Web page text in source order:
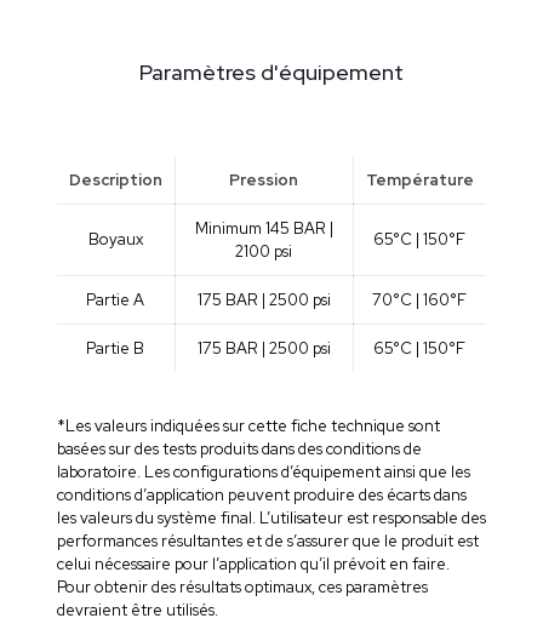
Paramètres d'équipement
Description Pression Température
Boyaux
Minimum 145 BAR |
2100 psi
65°C | 150°F
Partie A 175 BAR | 2500 psi 70°C | 160°F
Partie B 175 BAR | 2500 psi 65°C | 150°F
*Les valeurs indiquées sur cette fiche technique sont
basées sur des tests produits dans des conditions de
laboratoire. Les configurations d’équipement ainsi que les
conditions d’application peuvent produire des écarts dans
les valeurs du système final. L’utilisateur est responsable des
performances résultantes et de s’assurer que le produit est
celui nécessaire pour l’application qu’il prévoit en faire.
Pour obtenir des résultats optimaux, ces paramètres
devraient être utilisés.